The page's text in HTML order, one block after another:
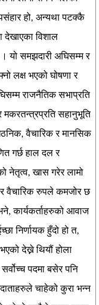
हो, अन्यथा पटक्कै
विशाल
। यो समझदारी अघिसम्म र
लक्ष भएको घोषणा र
राजनैतिक सभाप्रति
सहानुभूति
वैचारिक र मानसिक
गर्छ हाल दल र
नेतृत्व, खास गरेर लामो
वैचारिक रुपले कमजोर छ
कार्यकर्ताहरुको आवाज
निर्णायक हुँदो हो त,
देख्ने थियौं होला
पदमा बसेर पनि
चाहेको कुरा भन्न